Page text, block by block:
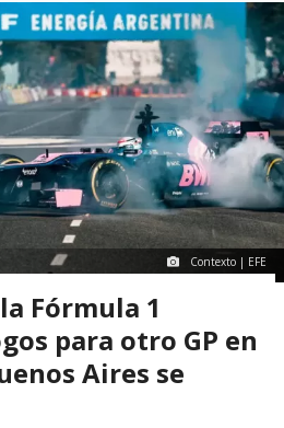
Contexto | EFE
Fórmula 1
para otro GP en
Aires se